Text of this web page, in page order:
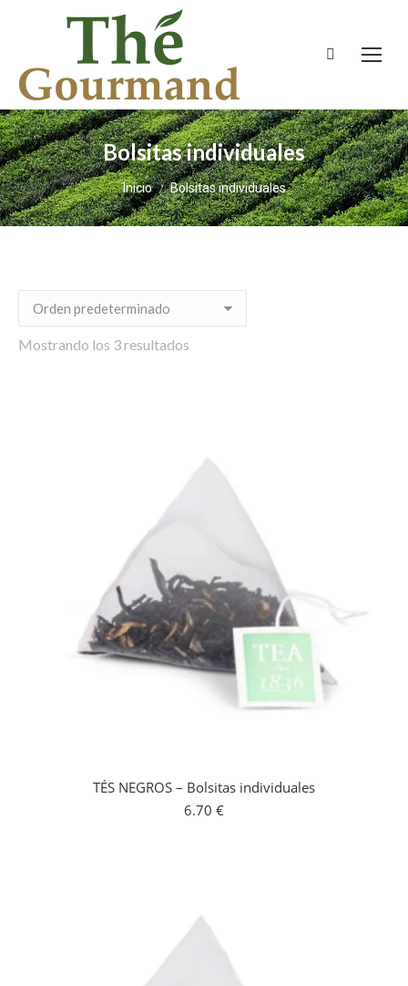
Buscar:
Bolsitas individuales
Estás aquí:
Inicio Bolsitas individuales
Mostrando los 3 resultados
TÉS NEGROS – Bolsitas individuales
6.70 €